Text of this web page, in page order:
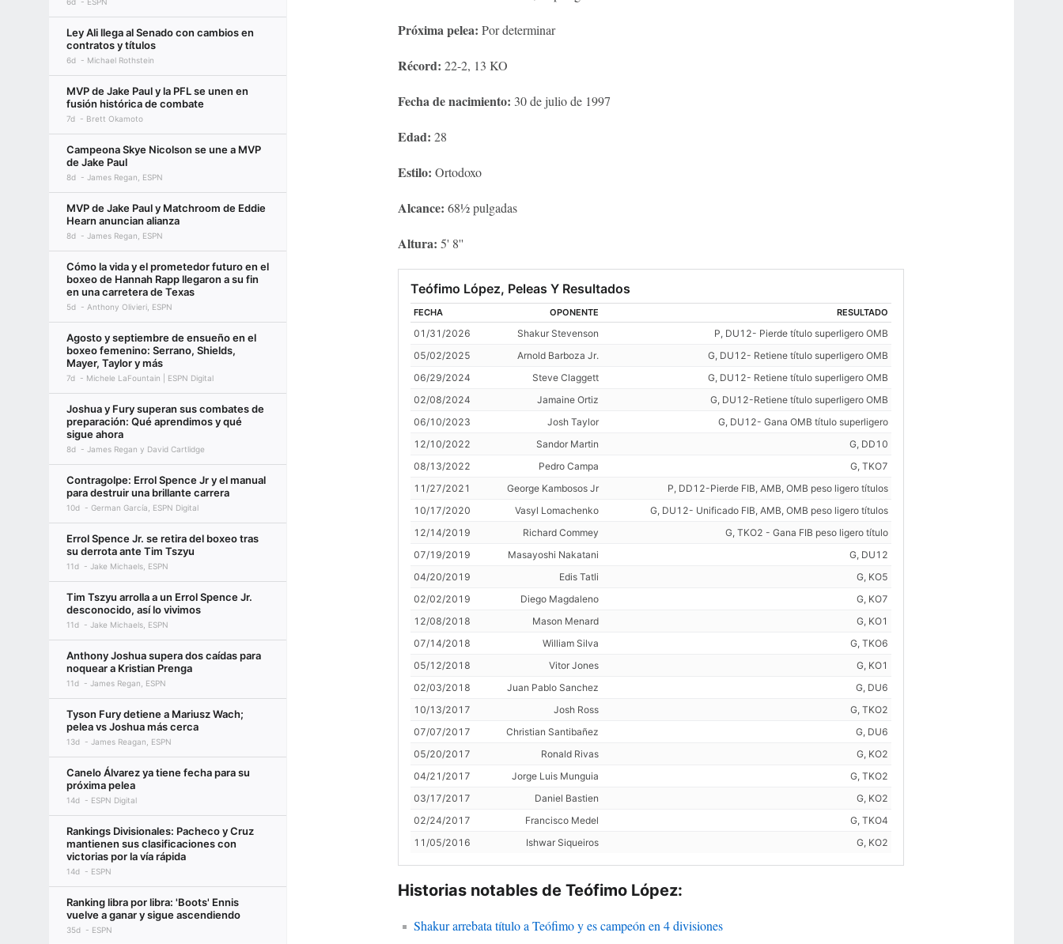
Ley Ali llega al Senado con cambios en
contratos y títulos
6d Michael Rothstein
MVP de Jake Paul y la PFL se unen en
fusión histórica de combate
7d Brett Okamoto
Campeona Skye Nicolson se une a MVP
de Jake Paul
8d James Regan, ESPN
MVP de Jake Paul y Matchroom de Eddie
Hearn anuncian alianza
8d James Regan, ESPN
Cómo la vida y el prometedor futuro en el
boxeo de Hannah Rapp llegaron a su fin
en una carretera de Texas
5d Anthony Olivieri, ESPN
Agosto y septiembre de ensueño en el
boxeo femenino: Serrano, Shields,
Mayer, Taylor y más
7d Michele LaFountain | ESPN Digital
Joshua y Fury superan sus combates de
preparación: Qué aprendimos y qué
sigue ahora
8d James Regan y David Cartlidge
Contragolpe: Errol Spence Jr y el manual
para destruir una brillante carrera
10d German García, ESPN Digital
Errol Spence Jr. se retira del boxeo tras
su derrota ante Tim Tszyu
11d Jake Michaels, ESPN
Tim Tszyu arrolla a un Errol Spence Jr.
desconocido, así lo vivimos
11d Jake Michaels, ESPN
Anthony Joshua supera dos caídas para
noquear a Kristian Prenga
11d James Regan, ESPN
Tyson Fury detiene a Mariusz Wach;
pelea vs Joshua más cerca
13d James Reagan, ESPN
Canelo Álvarez ya tiene fecha para su
próxima pelea
14d ESPN Digital
Rankings Divisionales: Pacheco y Cruz
mantienen sus clasificaciones con
victorias por la vía rápida
14d ESPN
Ranking libra por libra: 'Boots' Ennis
vuelve a ganar y sigue ascendiendo
35d ESPN
Próxima pelea: Por determinar
Récord: 22-2, 13 KO
Fecha de nacimiento: 30 de julio de 1997
Edad: 28
Estilo: Ortodoxo
Alcance: 68½ pulgadas
Altura: 5' 8''
Teófimo López, Peleas Y Resultados
FECHA OPONENTE RESULTADO
01/31/2026 Shakur Stevenson
P, DU12- Pierde título superligero OMB
05/02/2025
Arnold Barboza Jr.
G, DU12- Retiene título superligero OMB
06/29/2024
Steve Claggett
G, DU12- Retiene título superligero OMB
02/08/2024
Jamaine Ortiz
G, DU12-Retiene título superligero OMB
06/10/2023
Josh Taylor
G, DU12- Gana OMB título superligero
12/10/2022
Sandor Martin
G, DD10
08/13/2022
Pedro Campa
G, TKO7
11/27/2021
George Kambosos Jr
P, DD12-Pierde FIB, AMB, OMB peso ligero títulos
10/17/2020
Vasyl Lomachenko
G, DU12- Unificado FIB, AMB, OMB peso ligero títulos
12/14/2019
Richard Commey
G, TKO2 - Gana FIB peso ligero título
07/19/2019
Masayoshi Nakatani
G, DU12
04/20/2019
Edis Tatli
G, KO5
02/02/2019
Diego Magdaleno
G, KO7
12/08/2018
Mason Menard
G, KO1
07/14/2018
William Silva
G, TKO6
05/12/2018
Vitor Jones
G, KO1
02/03/2018
Juan Pablo Sanchez
G, DU6
10/13/2017
Josh Ross
G, TKO2
07/07/2017
Christian Santibañez
G, DU6
05/20/2017
Ronald Rivas
G, KO2
04/21/2017
Jorge Luis Munguia
G, TKO2
03/17/2017
Daniel Bastien
G, KO2
02/24/2017
Francisco Medel
G, TKO4
11/05/2016
Ishwar Siqueiros G, KO2
Historias notables de Teófimo López:
Shakur arrebata título a Teófimo y es campeón en 4 divisiones